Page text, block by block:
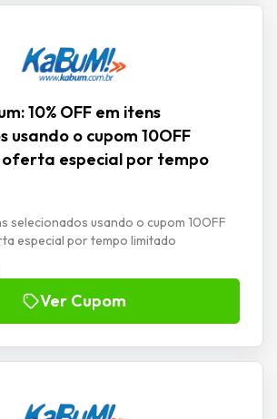
10% OFF em itens
usando o cupom 10OFF
especial por tempo
selecionados usando o cupom 10OFF
especial por tempo limitado
Ver Cupom